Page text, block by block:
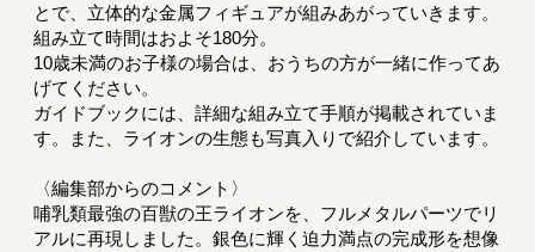
とで、立体的な金属フィギュアが組みあがっていきます。
組み立て時間はおよそ180分。
10歳未満のお子様の場合は、おうちの方が一緒に作ってあ
げてください。
ガイドブックには、詳細な組み立て手順が掲載されていま
す。また、ライオンの生態も写真入りで紹介しています。
〈編集部からのコメント〉
哺乳類最強の百獣の王ライオンを、フルメタルパーツでリ
アルに再現しました。銀色に輝く迫力満点の完成形を想像